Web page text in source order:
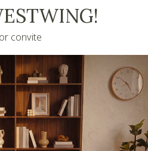
convite